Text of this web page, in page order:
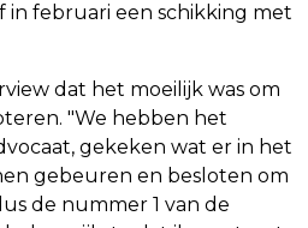
in februari een schikking met
dat het moeilijk was om
"We hebben het
gekeken wat er in het
gebeuren en besloten om
de nummer 1 van de